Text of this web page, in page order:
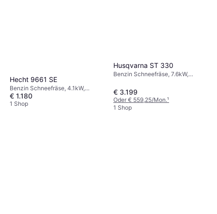
Hecht 9661 SE
Benzin Schneefräse, 4.1kW,
Automatische, Einlassbreite: 61 cm
€ 1.180
1 Shop
Husqvarna ST 330
Benzin Schneefräse, 7.6kW,
Einhandbedienung, Einlassbreite:
76 cm
€ 3.199
Oder € 559,25/Mon.¹
1 Shop